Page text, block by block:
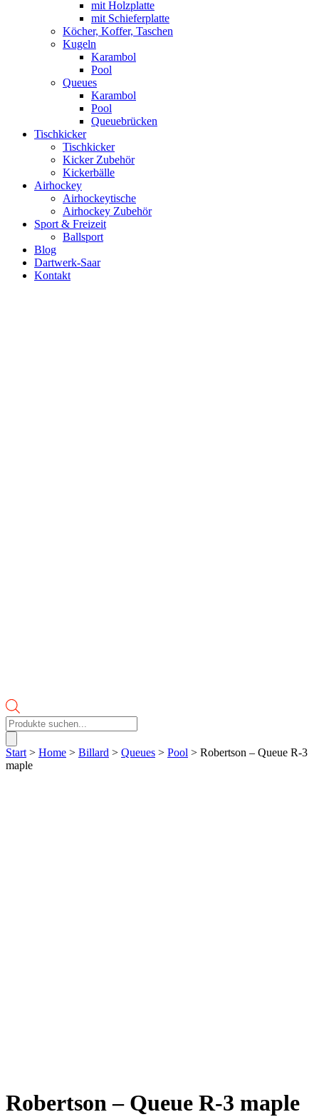
mit Holzplatte
mit Schieferplatte
Köcher, Koffer, Taschen
Kugeln
Karambol
Pool
Queues
Karambol
Pool
Queuebrücken
Tischkicker
Tischkicker
Kicker Zubehör
Kickerbälle
Airhockey
Airhockeytische
Airhockey Zubehör
Sport & Freizeit
Ballsport
Blog
Dartwerk-Saar
Kontakt
Products
search
Start > Home > Billard > Queues > Pool > Robertson – Queue R-3
maple
Robertson – Queue R-3 maple